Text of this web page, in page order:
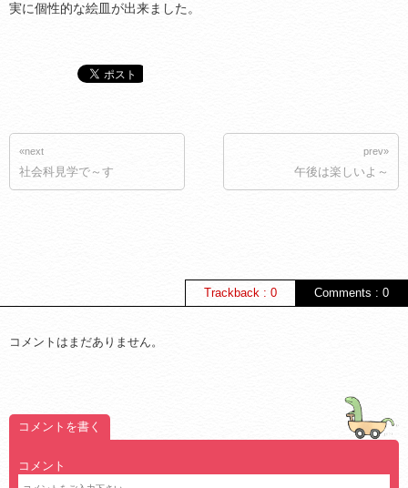
実に個性的な絵皿が出来ました。
«next
社会科見学で～す
prev»
午後は楽しいよ～
Comments : 0
Trackback : 0
コメントはまだありません。
コメントを書く
コメント